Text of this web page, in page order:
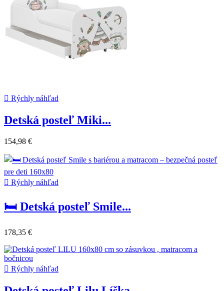
 Rýchly náhľad
Detská posteľ Miki...
154,98 €
 Rýchly náhľad
🛏️ Detská posteľ Smile...
178,35 €
 Rýchly náhľad